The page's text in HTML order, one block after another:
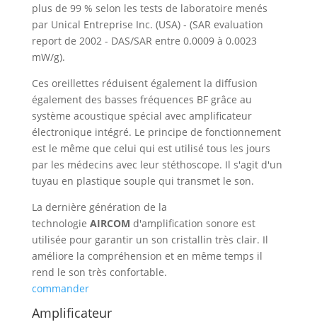
plus de 99 % selon les tests de laboratoire menés
par Unical Entreprise Inc. (USA) - (SAR evaluation
report de 2002 - DAS/SAR entre 0.0009 à 0.0023
mW/g).
Ces oreillettes réduisent également la diffusion
également des basses fréquences BF grâce au
système acoustique spécial avec amplificateur
électronique intégré. Le principe de fonctionnement
est le même que celui qui est utilisé tous les jours
par les médecins avec leur stéthoscope. Il s'agit d'un
tuyau en plastique souple qui transmet le son.
La dernière génération de la
technologie AIRCOM d'amplification sonore est
utilisée pour garantir un son cristallin très clair. Il
améliore la compréhension et en même temps il
rend le son très confortable.
commander
Amplificateur